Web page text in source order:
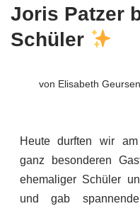
Joris Patzer
Schüler
von Elisabeth Geursen
Heute durften wir am
ganz besonderen
ehemaliger Schüler
und gab